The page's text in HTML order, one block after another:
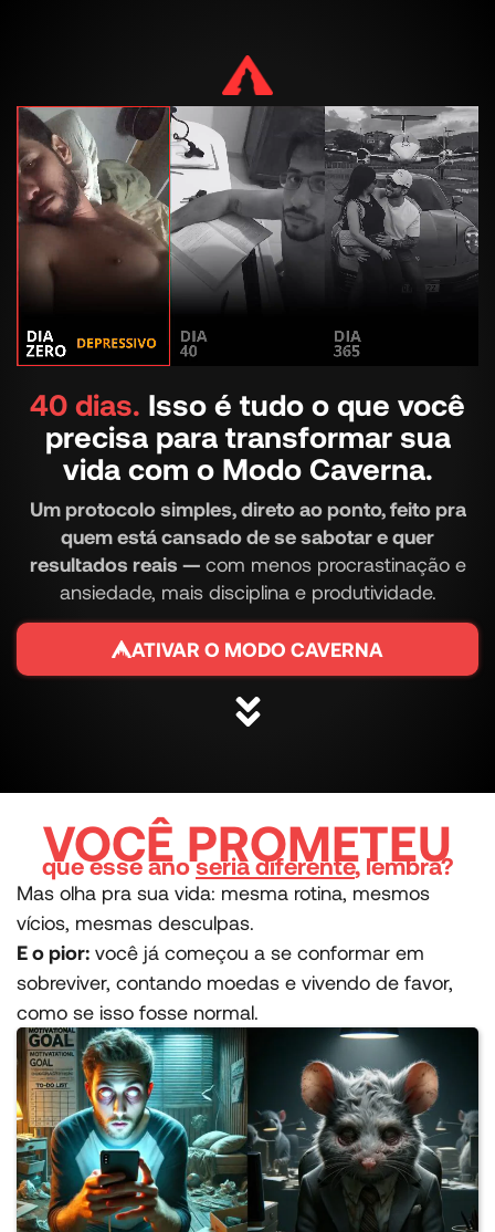
40 dias. Isso é tudo o que você
precisa para transformar sua
vida com o Modo Caverna.
Um protocolo simples, direto ao ponto, feito pra
quem está cansado de se sabotar e quer
resultados reais — com menos procrastinação e
ansiedade, mais disciplina e produtividade.
ATIVAR O MODO CAVERNA
VOCÊ PROMETEU
que esse anoseria diferente, lembra?
Mas olha pra sua vida: mesma rotina, mesmos
vícios, mesmas desculpas.
E o pior: você já começou a se conformar em
sobreviver, contando moedas e vivendo de favor,
como se isso fosse normal.